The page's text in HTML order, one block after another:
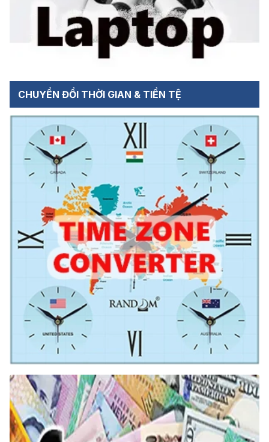
CHUYỂN ĐỔI THỜI GIAN & TIỀN TỆ